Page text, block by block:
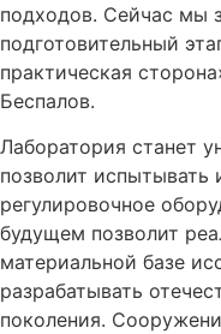
подходов. Сейчас мы
подготовительный
практическая
Беспалов.
Лаборатория станет
позволит испытывать
регулировочное
будущем позволит
материальной базе
разрабатывать
поколения.